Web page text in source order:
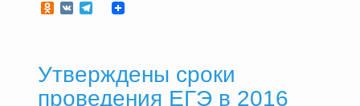
Odnoklassniki
VKTelegram
Утверждены сроки
проведения ЕГЭ в 2016